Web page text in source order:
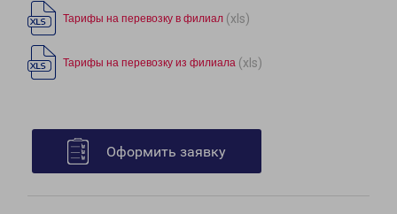
Тарифы на перевозку в филиал (xls)
Тарифы на перевозку из филиала (xls)
Оформить заявку